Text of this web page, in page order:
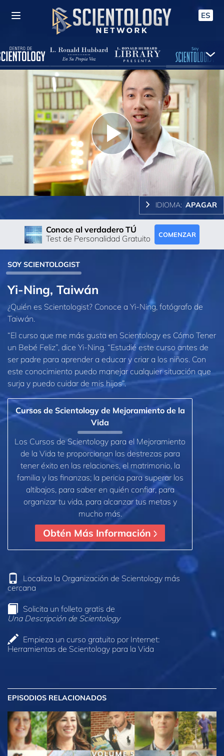
ES
Play
Video
IDIOMA: APAGAR
Conoce al verdadero TÚ
Test de Personalidad Gratuito
COMENZAR
SOY SCIENTOLOGIST
Yi-Ning, Taiwán
¿Quién es Scientologist? Conoce a Yi-Ning, fotógrafo de
Taiwán.
“El curso que me más gusta en Scientology es Cómo Tener
un Bebé Feliz”, dice Yi‑Ning. “Estudié este curso antes de
ser padre para aprender a educar y criar a los niños. Con
este conocimiento puedo manejar cualquier situación que
surja y puedo cuidar de mis hijos”.
Cursos de Scientology de Mejoramiento de la
Vida
Los Cursos de Scientology para el Mejoramiento
de la Vida te proporcionan las destrezas para
tener éxito en las relaciones, el matrimonio, la
familia y las finanzas; la pericia para superar los
altibajos, para saber en quién confiar, para
organizar tu vida, para alcanzar tus metas y
mucho más.
Obtén Más Información
Localiza la Organización de Scientology más
cercana
Solicita un folleto gratis de
Una Descripción de Scientology
Empieza un curso gratuito por Internet:
Herramientas de Scientology para la Vida
EPISODIOS RELACIONADOS